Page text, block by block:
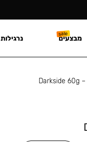
Darkside 60g –
מבצעים נרגילות